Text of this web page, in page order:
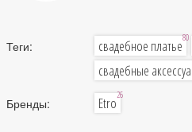
Теги: свадебное платье80
свадебные
Бренды: Etro26